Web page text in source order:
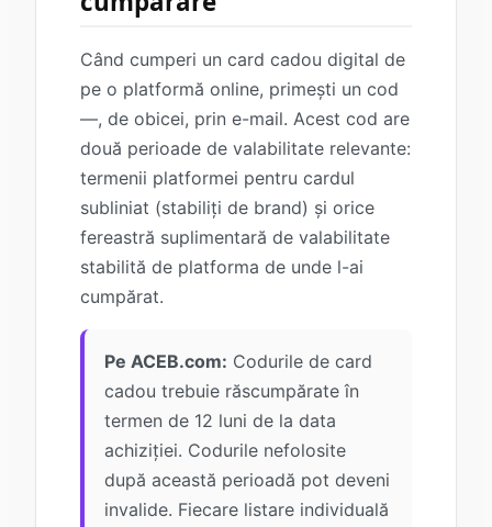
Când cumperi un card cadou digital de
pe o platformă online, primești un cod
—, de obicei, prin e-mail. Acest cod are
două perioade de valabilitate relevante:
termenii platformei pentru cardul
subliniat (stabiliți de brand) și orice
fereastră suplimentară de valabilitate
stabilită de platforma de unde l-ai
cumpărat.
Pe ACEB.com: Codurile de card
cadou trebuie răscumpărate în
termen de 12 luni de la data
achiziției. Codurile nefolosite
după această perioadă pot deveni
invalide. Fiecare listare individuală